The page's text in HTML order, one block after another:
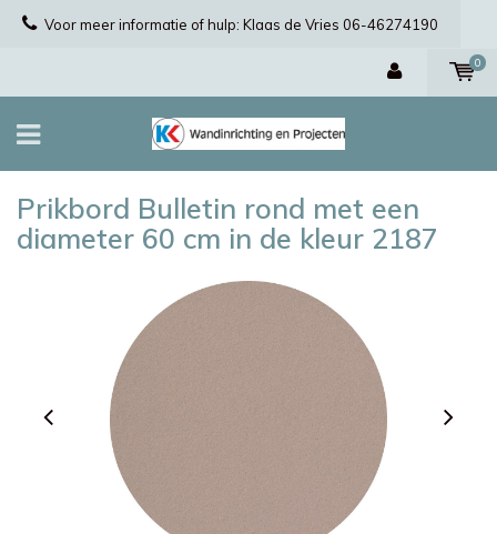
Voor meer informatie of hulp: Klaas de Vries 06-46274190
0
Prikbord Bulletin rond met een
diameter 60 cm in de kleur 2187